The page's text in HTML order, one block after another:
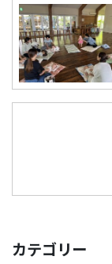
カテゴリー